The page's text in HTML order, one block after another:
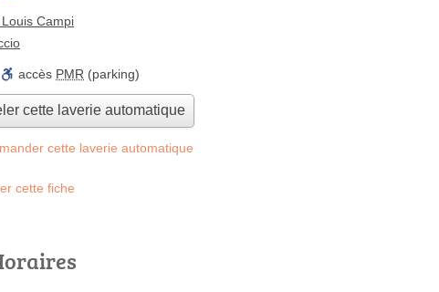
Campi
accès PMR (parking)
cette laverie automatique
cette laverie automatique
cette fiche